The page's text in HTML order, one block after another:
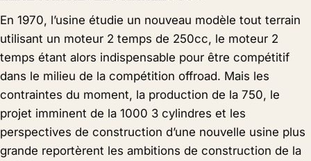
En 1970, l’usine étudie un nouveau modèle tout terrain
utilisant un moteur 2 temps de 250cc, le moteur 2
temps étant alors indispensable pour être compétitif
dans le milieu de la compétition offroad. Mais les
contraintes du moment, la production de la 750, le
projet imminent de la 1000 3 cylindres et les
perspectives de construction d’une nouvelle usine plus
grande reportèrent les ambitions de construction de la